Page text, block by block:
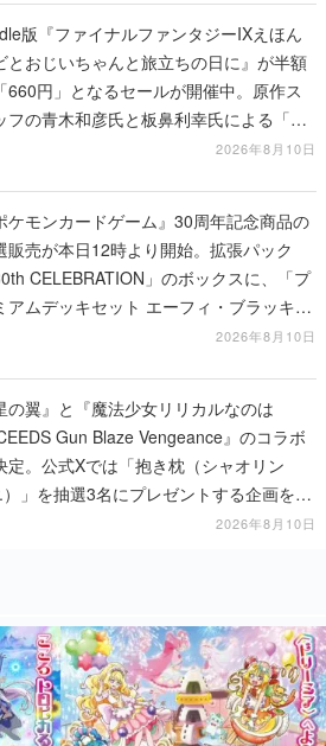
版『ファイナルファンタジーIXえほん
とおじいちゃんと旅立ちの日に』が半額
660円」となるセールが開催中。原作ス
フの青木和彦氏と板鼻利幸氏による「ビ
2026年8月10日
ケモンカードゲーム』30周年記念商品の
販売が本日12時より開始。拡張パック
CELEBRATION」のボックスに、「プ
アムデッキセット エーフィ・ブラッキ
「FUTURISTIC BOX」の計3商品2026年8月10日
の翼』と『魔法少女リリカルなのは
Gun Blaze Vengeance』のコラボ
定。公式Xでは「抱き枕（シャオリン
）」を抽選3名にプレゼントする企画を実
2026年8月10日